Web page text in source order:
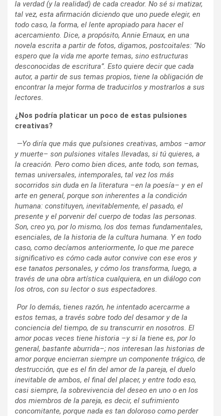
la verdad (y la realidad) de cada creador. No sé si matizar,
tal vez, esta afirmación diciendo que uno puede elegir, en
todo caso, la forma, el lente apropiado para hacer el
acercamiento. Dice, a propósito, Annie Ernaux, en una
novela escrita a partir de fotos, digamos, postcoitales: “No
espero que la vida me aporte temas, sino estructuras
desconocidas de escritura”. Esto quiere decir que cada
autor, a partir de sus temas propios, tiene la obligación de
encontrar la mejor forma de traducirlos y mostrarlos a sus
lectores.
¿Nos podría platicar un poco de estas pulsiones
creativas?
—Yo diría que más que pulsiones creativas, ambos –amor
y muerte– son pulsiones vitales llevadas, si tú quieres, a
la creación. Pero como bien dices, ante todo, son temas,
temas universales, intemporales, tal vez los más
socorridos sin duda en la literatura –en la poesía– y en el
arte en general, porque son inherentes a la condición
humana: constituyen, inevitablemente, el pasado, el
presente y el porvenir del cuerpo de todas las personas.
Son, creo yo, por lo mismo, los dos temas fundamentales,
esenciales, de la historia de la cultura humana. Y en todo
caso, como decíamos anteriormente, lo que me parece
significativo es cómo cada autor convive con ese eros y
ese tanatos personales, y cómo los transforma, luego, a
través de una obra artística cualquiera, en un diálogo con
los otros, con su lector o sus espectadores.
Por lo demás, tienes razón, he intentado acercarme a
estos temas, a través sobre todo del desamor y de la
conciencia del tiempo, de su transcurrir en nosotros. El
amor pocas veces tiene historia –y si la tiene es, por lo
general, bastante aburrida–; nos interesan las historias de
amor porque encierran siempre un componente trágico, de
destrucción, que es el fin del amor de la pareja, el duelo
inevitable de ambos, el final del placer, y entre todo eso,
casi siempre, la sobrevivencia del deseo en uno o en los
dos miembros de la pareja, es decir, el sufrimiento
concomitante, porque nada es tan doloroso como perder